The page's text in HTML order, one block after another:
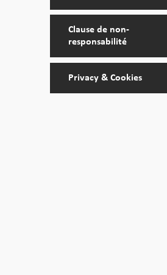
Clause de non-
responsabilité
Privacy & Cookies